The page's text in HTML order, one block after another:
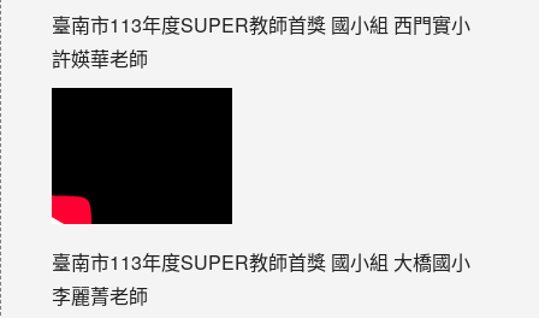
臺南市113年度SUPER教師首獎 國小組 西門實小
許媖華老師
臺南市113年度SUPER教師首獎 國小組 大橋國小
李麗菁老師